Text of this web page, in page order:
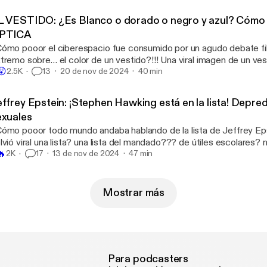
actor Sergio Adame, al punto de que lo acusa de haberlo
como resultado un muerto que no es él y aún así querer
autor de tu atentado… ¡a una batalla de rap!
VESTIDO: ¿Es Blanco o dorado o negro y azul?
pooor el ciberespacio fue consumido por un agudo debate
sobre… el color de un vestido?!!! Una viral imagen de un
que era obviamente blanco y dorado y otros juraban que
Cómo funciona el color, la visión y las ilusiones ópticas,
existen?
2.5K 13 20 de nov de 2024 40 min
Epstein: ¡Stephen Hawking está en la lista!
pooor todo mundo andaba hablando de la lista de Jeffrey
viral una lista? una lista del mandado??? de útiles escolares?
supuestamente involucrada con el fallecido famoso
2K 17 13 de nov de 2024 47 min
Mostrar más
Para podcasters